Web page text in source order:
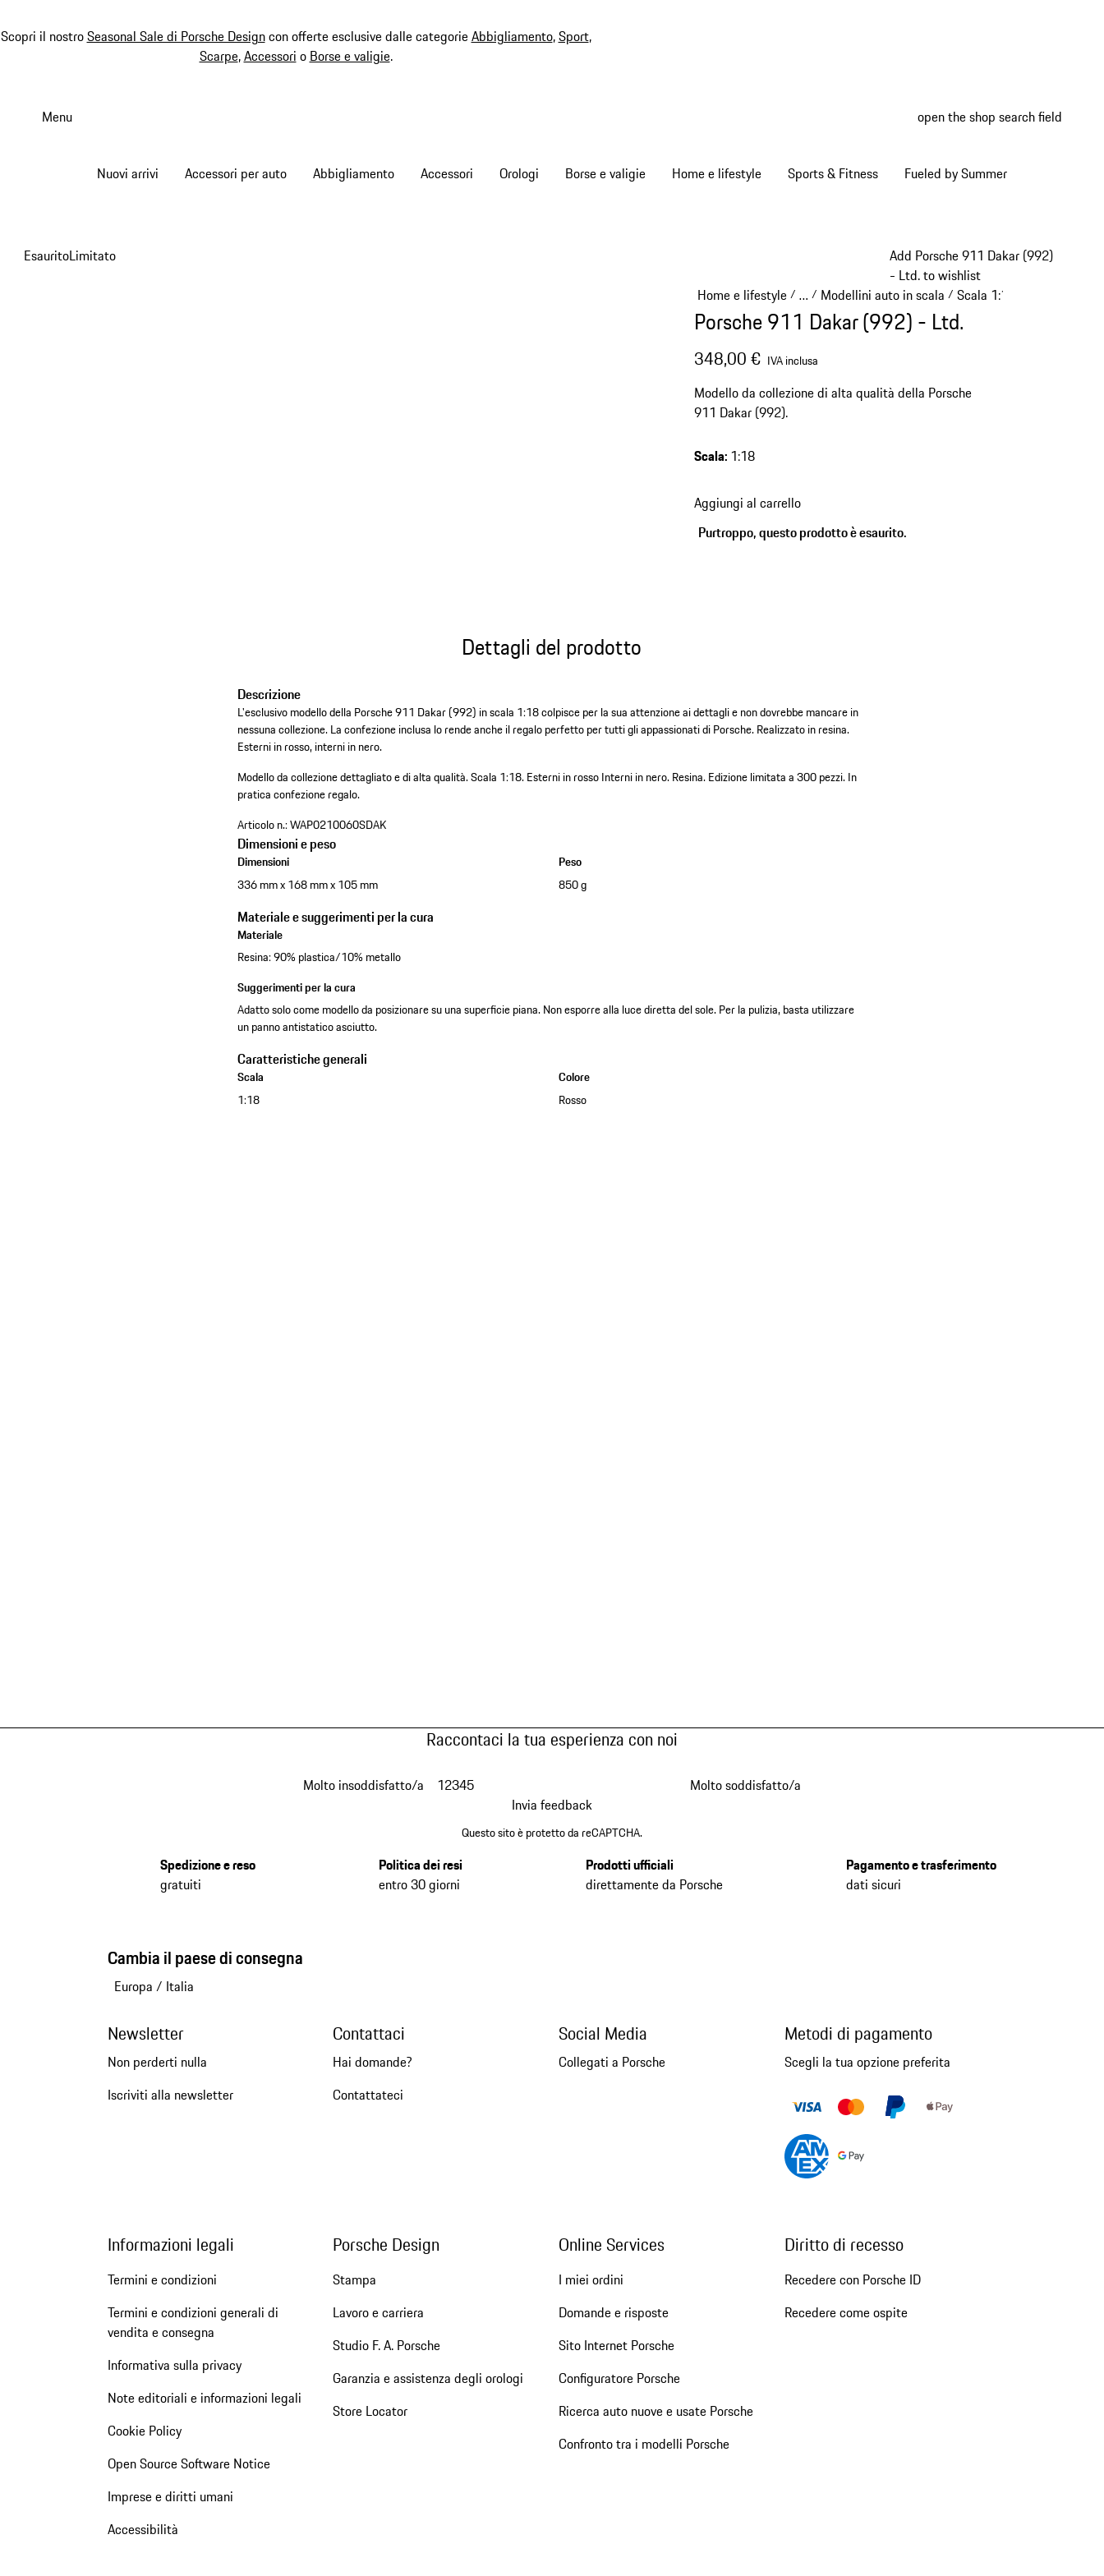
Scopri il nostroSeasonal Sale di Porsche Designcon offerte esclusive dalle categorieAbbigliamento,Sport,
Scarpe,Accessori o Borse e valigie.
Menu open the shop search field
Nuovi arrivi Accessori per auto Abbigliamento Accessori Orologi Borse e valigie Home e lifestyle Sports & Fitness Fueled by Summer
Add Porsche 911 Dakar (992)
- Ltd. to wishlist
EsauritoLimitato
Home e lifestyle/ …
Reveal collapsed breadcrumb items
/ Modellini auto in scala / Scala 1:18
Porsche 911 Dakar (992) - Ltd.
348,00 € IVA inclusa
Modello da collezione di alta qualità della Porsche
911 Dakar (992).
Scala: 1:18
Aggiungi al carrello
Purtroppo, questo prodotto è esaurito.
Dettagli del prodotto
Descrizione
L'esclusivo modello della Porsche 911 Dakar (992) in scala 1:18 colpisce per la sua attenzione ai dettagli e non dovrebbe mancare in
nessuna collezione. La confezione inclusa lo rende anche il regalo perfetto per tutti gli appassionati di Porsche. Realizzato in resina.
Esterni in rosso, interni in nero.
Modello da collezione dettagliato e di alta qualità.Scala 1:18.Esterni in rossoInterni in nero.Resina.Edizione limitata a 300 pezzi.In
pratica confezione regalo.
Articolo n.:WAP0210060SDAK
Dimensioni e peso
Dimensioni
336 mm x 168 mm x 105 mm
Peso
850 g
Materiale e suggerimenti per la cura
Materiale
Resina: 90% plastica/10% metallo
Suggerimenti per la cura
Adatto solo come modello da posizionare su una superficie piana. Non esporre alla luce diretta del sole. Per la pulizia, basta utilizzare
un panno antistatico asciutto.
Caratteristiche generali
Scala
1:18
Colore
Rosso
Raccontaci la tua esperienza con noi
Molto insoddisfatto/a 12345
Molto soddisfatto/a
Invia feedback
Questo sito è protetto da reCAPTCHA.
Spedizione e reso
gratuiti
Politica dei resi
entro 30 giorni
Prodotti ufficiali
direttamente da Porsche
Pagamento e trasferimento
dati sicuri
Cambia il paese di consegna
Europa / Italia
Newsletter
Non perderti nulla
Iscriviti alla newsletter
Contattaci
Hai domande?
Contattateci
Social Media
Collegati a Porsche
Metodi di pagamento
Scegli la tua opzione preferita
Informazioni legali
Termini e condizioni
Termini e condizioni generali di
vendita e consegna
Informativa sulla privacy
Note editoriali e informazioni legali
Cookie Policy
Open Source Software Notice
Imprese e diritti umani
Accessibilità
Porsche Design
Stampa
Lavoro e carriera
Studio F. A. Porsche
Garanzia e assistenza degli orologi
Store Locator
Online Services
I miei ordini
Domande e risposte
Sito Internet Porsche
Configuratore Porsche
Ricerca auto nuove e usate Porsche
Confronto tra i modelli Porsche
Diritto di recesso
Recedere con Porsche ID
Recedere come ospite